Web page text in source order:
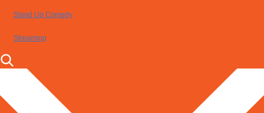
Stand Up Comedy
Streaming